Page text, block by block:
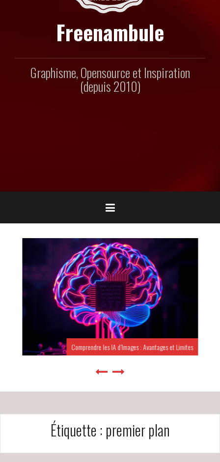
Freenambule
Graphisme, Opensource et Inspiration
(depuis 2010)
Comprendre les IA d’Images : Avantages et Limites
Étiquette : premier plan